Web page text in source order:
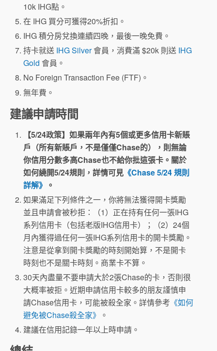
10k IHG點。
在 IHG 買分可獲得20%折扣。
IHG 積分房兌換連續四晚，最後一晚免費。
持卡就送 IHG Silver會員，消費滿 $20k 則送 IHG
Gold 會員。
No Foreign Transaction Fee (FTF)。
無年費。
建議申請時間
【5/24政策】如果兩年內有5個或更多信用卡新賬
戶（所有新賬戶，不是僅僅Chase的），則無論
你信用分數多高Chase也不給你批這張卡。關於
如何繞開5/24規則，詳情可見 《Chase 5/24 規則
詳解》 。
如果滿足下列條件之一，你將無法獲得開卡獎勵
並且申請會被秒拒：（1）正在持有任何一張IHG
系列信用卡（包括老版IHG信用卡）；（2）24個
月內獲得過任何一張IHG系列信用卡的開卡獎勵。
注意是從拿到開卡獎勵的時刻開始算，不是開卡
時刻也不是關卡時刻。商業卡不算。
30天內盡量不要申請大於2張Chase的卡，否則很
大概率被拒。近期申請信用卡較多的朋友謹慎申
請Chase信用卡，可能被殺全家。詳情參考 《如何
避免被Chase殺全家》 。
建議在信用記錄一年以上時申請。